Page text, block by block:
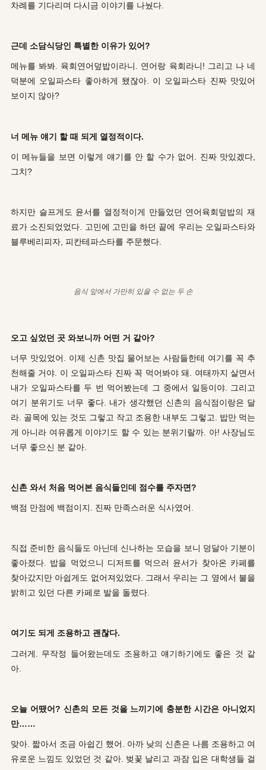
차례를 기다리며 다시금 이야기를 나눴다.
근데 소담식당인 특별한 이유가 있어?
메뉴를 봐봐. 육회연어덮밥이라니. 연어랑 육회라니! 그리고 나 네
덕분에 오일파스타 좋아하게 됐잖아. 이 오일파스타 진짜 맛있어
보이지 않아?
너 메뉴 얘기 할 때 되게 열정적이다.
이 메뉴들을 보면 이렇게 얘기를 안 할 수가 없어. 진짜 맛있겠다,
그치?
하지만 슬프게도 윤서를 열정적이게 만들었던 연어육회덮밥의 재
료가 소진되었었다. 고민에 고민을 하던 끝에 우리는 오일파스타와
블루베리피자, 피칸테파스타를 주문했다.
음식 앞에서 가만히 있을 수 없는 두 손
오고 싶었던 곳 와보니까 어떤 거 같아?
너무 맛있었어. 이제 신촌 맛집 물어보는 사람들한테 여기를 꼭 추
천해줄 거야. 이 오일파스타 진짜 꼭 먹어봐야 돼. 여태까지 살면서
내가 오일파스타를 두 번 먹어봤는데 그 중에서 일등이야. 그리고
여기 분위기도 너무 좋다. 내가 생각했던 신촌의 음식점이랑은 달
라. 골목에 있는 것도 그렇고 작고 조용한 내부도 그렇고. 밥만 먹는
게 아니라 여유롭게 이야기도 할 수 있는 분위기랄까. 아! 사장님도
너무 좋으신 분 같아.
신촌 와서 처음 먹어본 음식들인데 점수를 주자면?
백점 만점에 백점이지. 진짜 만족스러운 식사였어.
직접 준비한 음식들도 아닌데 신나하는 모습을 보니 덩달아 기분이
좋아졌다. 밥을 먹었으니 디저트를 먹으러 윤서가 찾아온 카페를
찾아갔지만 아쉽게도 없어져있었다. 그래서 우리는 그 옆에서 불을
밝히고 있던 다른 카페로 발을 돌렸다.
여기도 되게 조용하고 괜찮다.
그러게. 무작정 들어왔는데도 조용하고 얘기하기에도 좋은 것 같
아.
오늘 어땠어? 신촌의 모든 것을 느끼기에 충분한 시간은 아니었지
만……
맞아. 짧아서 조금 아쉽긴 했어. 아까 낮의 신촌은 나름 조용하고 여
유로운 느낌도 있었던 것 같아. 벚꽃 날리고 과잠 입은 대학생들 걸